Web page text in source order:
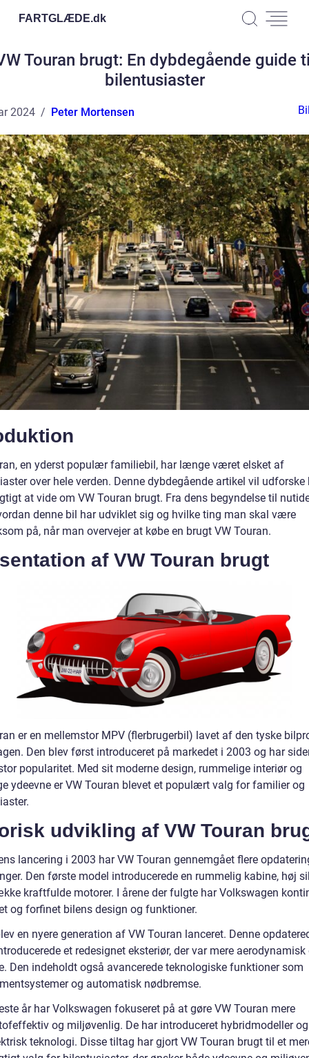
FARTGLÆDE.dk
Touran brugt: En dybdegående guide
bilentusiaster
2024 Peter Mortensen
en yderst populær familiebil, har længe været elsket af
over hele verden. Denne dybdegående artikel vil udforske
at vide om VW Touran brugt. Fra dens begyndelse til
denne bil har udviklet sig og hvilke ting man skal være
på, når man overvejer at købe en brugt VW Touran.
af VW Touran brugt
er en mellemstor MPV (flerbrugerbil) lavet af den tyske
Den blev først introduceret på markedet i 2003 og har
popularitet. Med sit moderne design, rummelige interiør og
ydeevne er VW Touran blevet et populært valg for familier og
udvikling af VW Touran
lancering i 2003 har VW Touran gennemgået flere
Den første model introducerede en rummelig kabine, høj
kraftfulde motorer. I årene der fulgte har Volkswagen
og forfinet bilens design og funktioner.
en nyere generation af VW Touran lanceret. Denne
et redesignet eksteriør, der var mere aerodynamisk
Den indeholdt også avancerede teknologiske funktioner som
og automatisk nødbremse.
år har Volkswagen fokuseret på at gøre VW Touran mere
og miljøvenlig. De har introduceret hybridmodeller
teknologi. Disse tiltag har gjort VW Touran brugt til et